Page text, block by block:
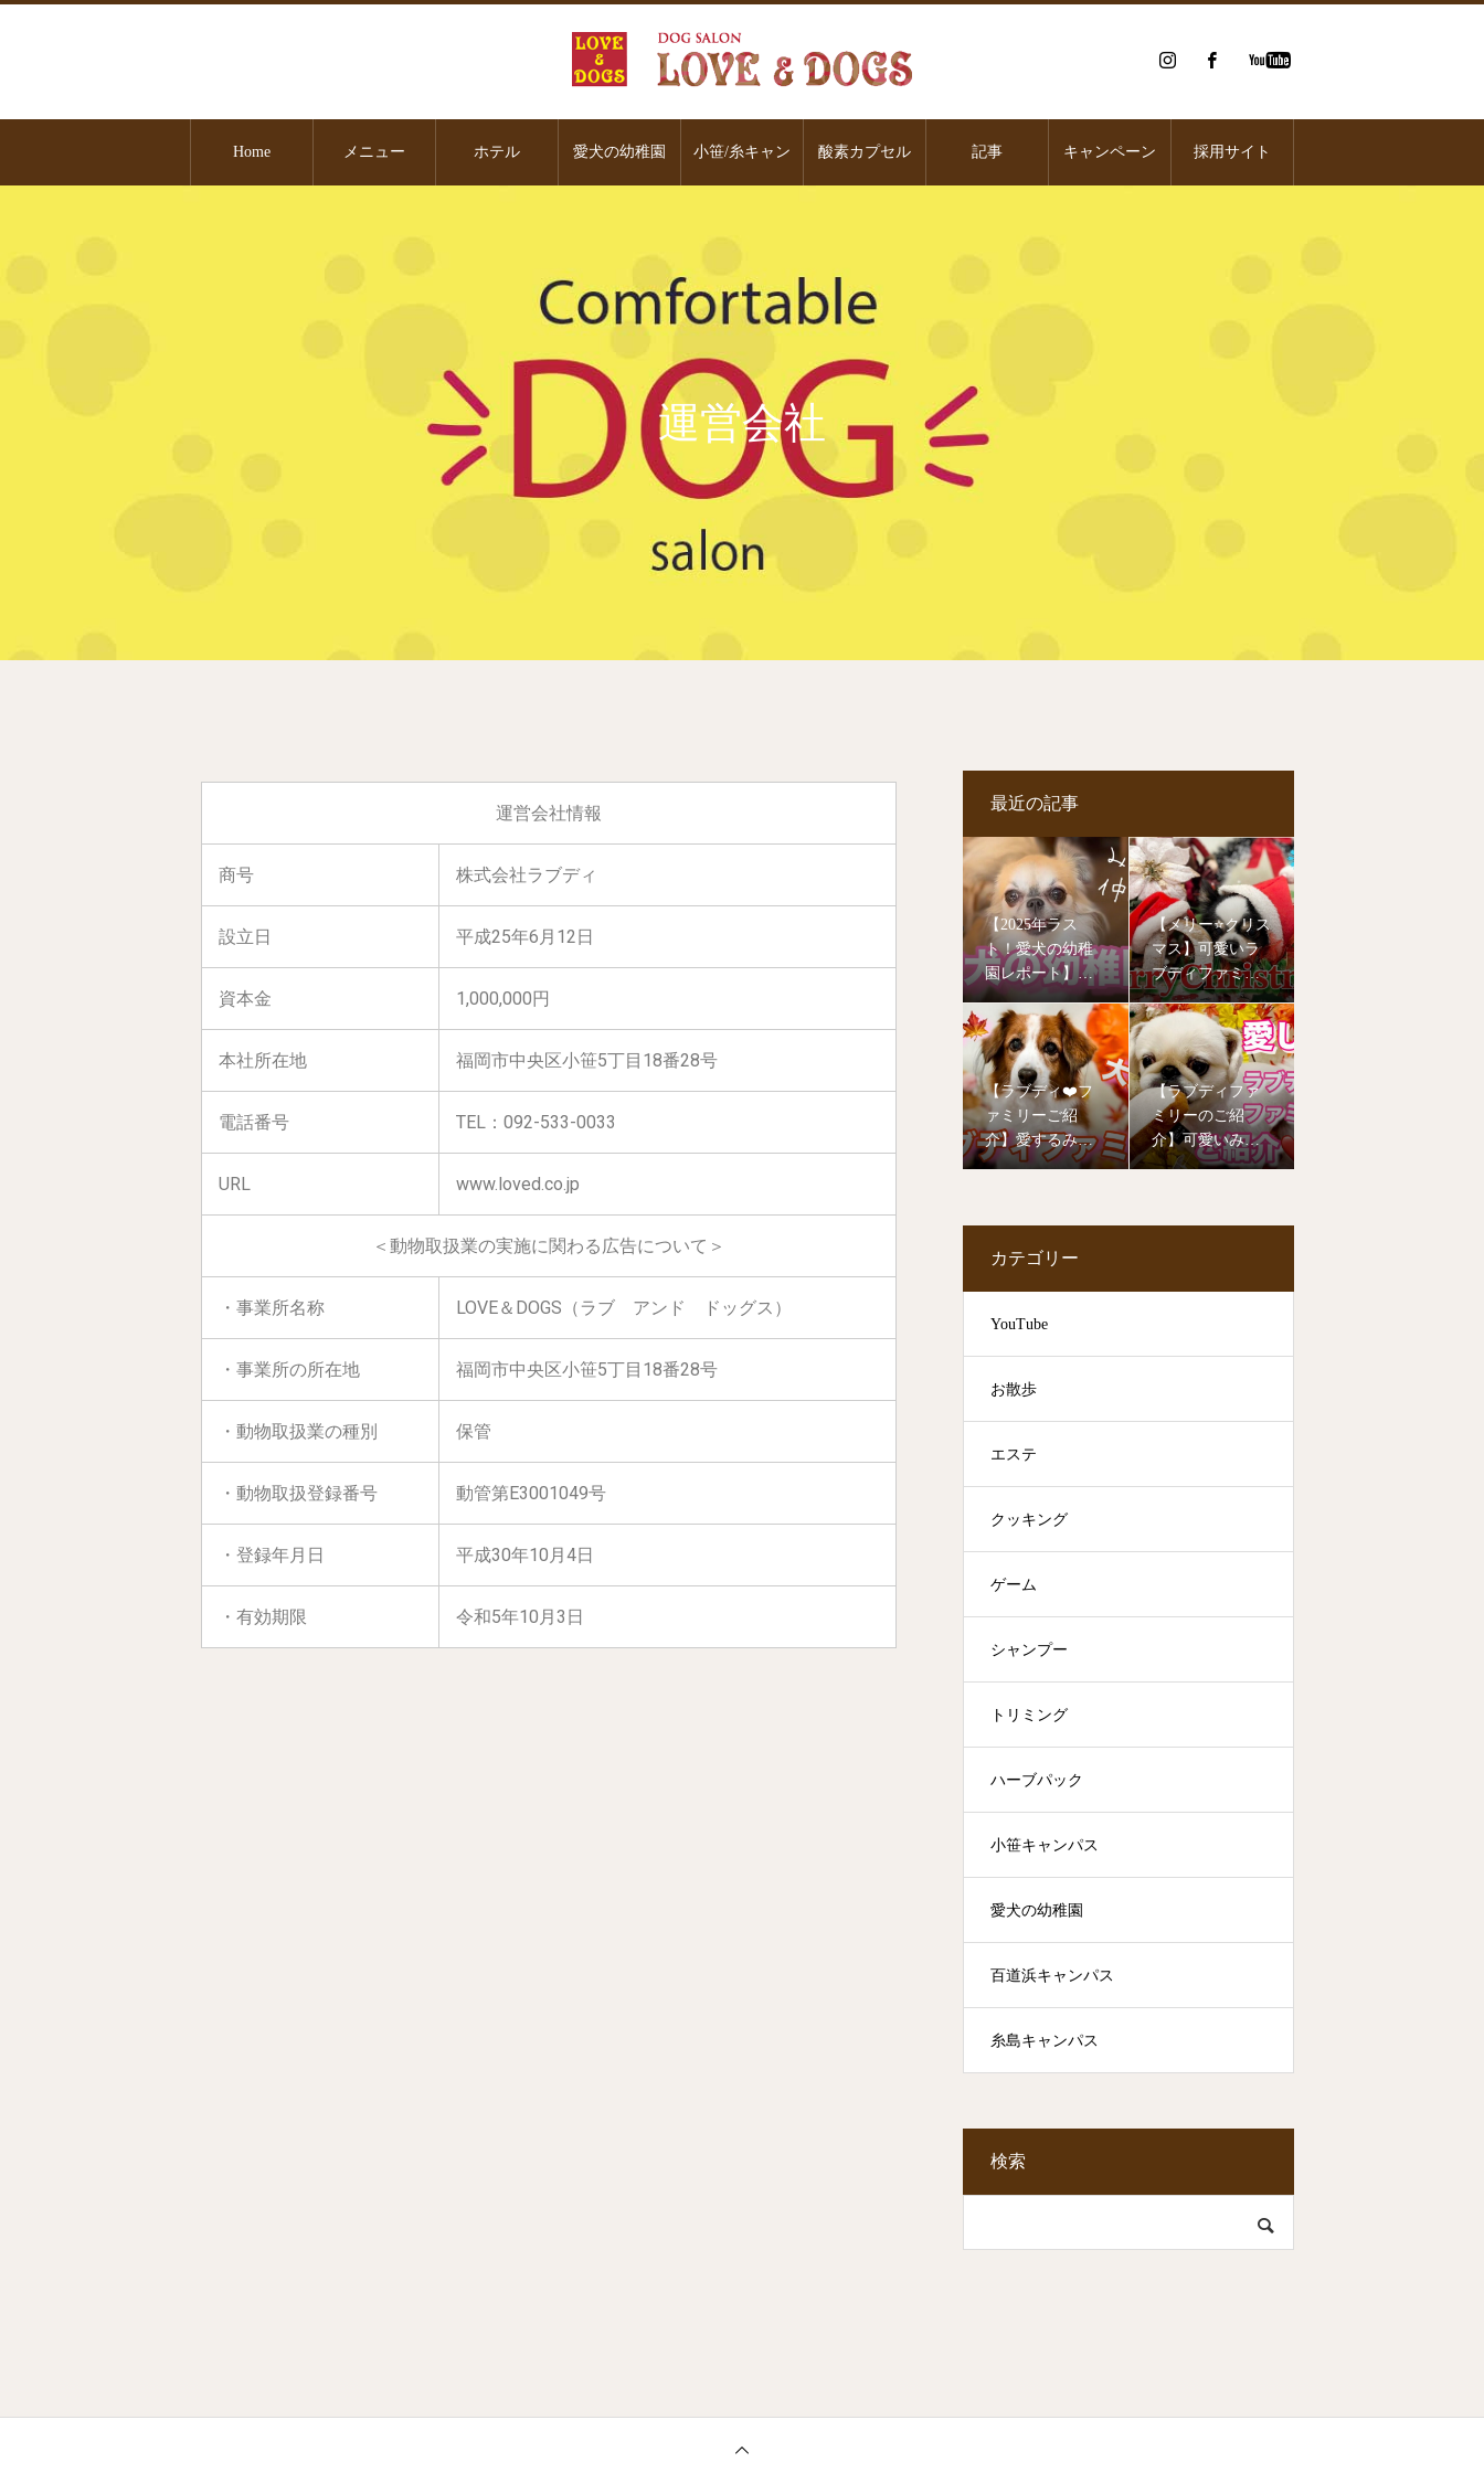
Home メニュー ホテル 愛犬の幼稚園 小笹/糸キャン 酸素カプセル 記事 キャンペーン 採用サイト
運営会社
運営会社情報
商号 株式会社ラブディ
設立日 平成25年6月12日
資本金 1,000,000円
本社所在地 福岡市中央区小笹5丁目18番28号
電話番号 TEL：092-533-0033
URL www.loved.co.jp
＜動物取扱業の実施に関わる広告について＞
・事業所名称 LOVE＆DOGS（ラブ アンド ドッグス）
・事業所の所在地 福岡市中央区小笹5丁目18番28号
・動物取扱業の種別 保管
・動物取扱登録番号 動管第E3001049号
・登録年月日 平成30年10月4日
・有効期限 令和5年10月3日
最近の記事
【2025年ラス
ト！愛犬の幼稚
園レポート】今
年もたくさんの
子達が幼稚園デ
ビューしました
🥰
【メリー⭐️クリス
マス】可愛いラ
ブディファミリ
ーご紹介❤️
【ラブディ❤️フ
ァミリーご紹
介】愛するみん
なの笑顔をお届
【ラブディファ
ミリーのご紹
介】可愛いみん
なのお姿を見て
カテゴリー
YouTube
お散歩
エステ
クッキング
ゲーム
シャンプー
トリミング
ハーブパック
小笹キャンパス
愛犬の幼稚園
百道浜キャンパス
糸島キャンパス
検索